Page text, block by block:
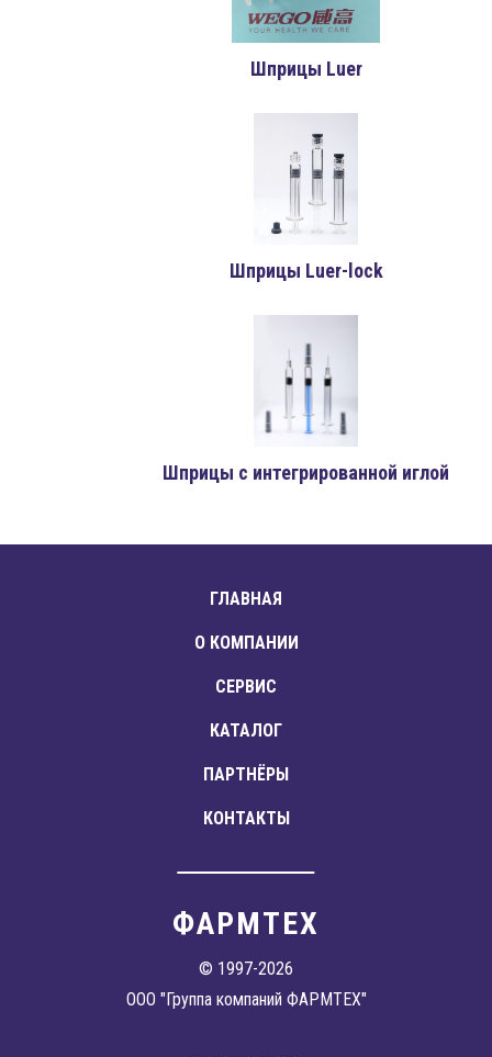
Шприцы Luer
Шприцы Luer-lock
Шприцы с интегрированной иглой
ГЛАВНАЯ
О КОМПАНИИ
СЕРВИС
КАТАЛОГ
ПАРТНЁРЫ
КОНТАКТЫ
ФАРМТЕХ
© 1997-2026
ООО "Группа компаний ФАРМТЕХ"